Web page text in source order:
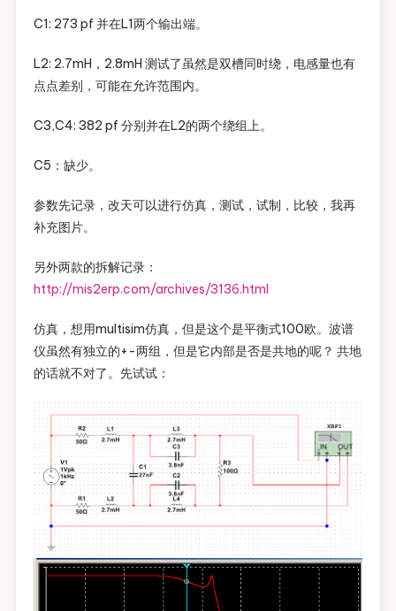
C1: 273 pf 并在L1两个输出端。
L2: 2.7mH，2.8mH 测试了虽然是双槽同时绕，电感量也有
点点差别，可能在允许范围内。
C3,C4: 382 pf 分别并在L2的两个绕组上。
C5：缺少。
参数先记录，改天可以进行仿真，测试，试制，比较，我再
补充图片。
另外两款的拆解记录：
http://mis2erp.com/archives/3136.html
仿真，想用multisim仿真，但是这个是平衡式100欧。波谱
仪虽然有独立的+-两组，但是它内部是否是共地的呢？ 共地
的话就不对了。先试试：